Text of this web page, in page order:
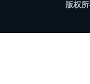
版权